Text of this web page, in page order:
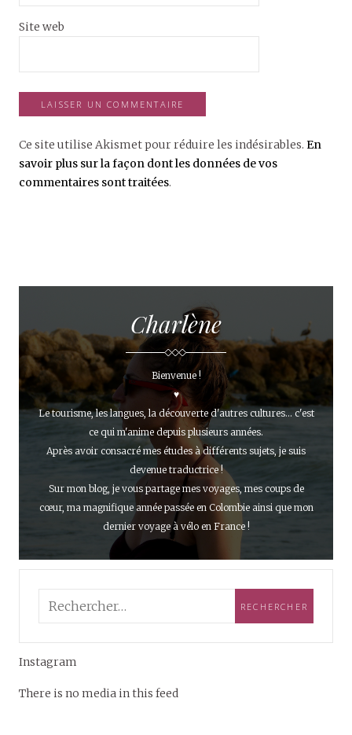
Site web
Ce site utilise Akismet pour réduire les indésirables. En
savoir plus sur la façon dont les données de vos
commentaires sont traitées.
Charlène
Bienvenue !
♥
Le tourisme, les langues, la découverte d'autres cultures... c'est
ce qui m'anime depuis plusieurs années.
Après avoir consacré mes études à différents sujets, je suis
devenue traductrice !
Sur mon blog, je vous partage mes voyages, mes coups de
cœur, ma magnifique année passée en Colombie ainsi que mon
dernier voyage à vélo en France !
Instagram
There is no media in this feed